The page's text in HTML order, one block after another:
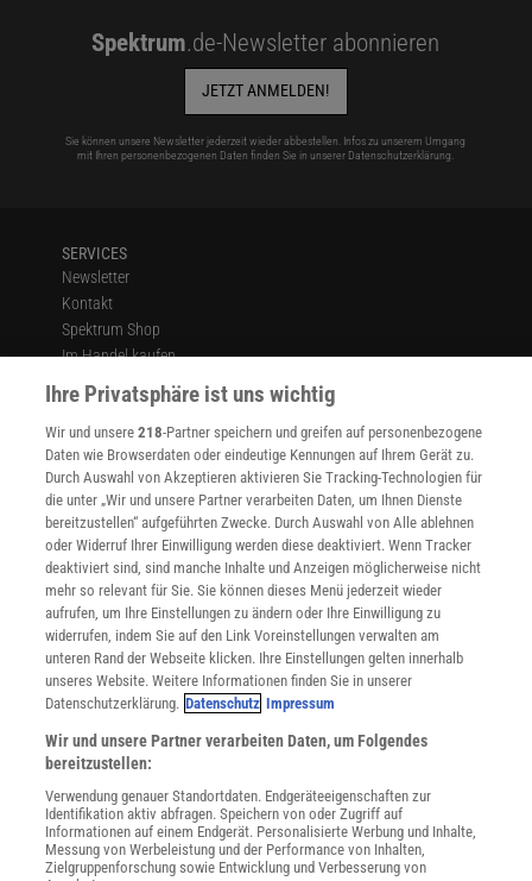
Spektrum.de-Newsletter abonnieren
JETZT ANMELDEN!
Sie können unsere Newsletter jederzeit wieder abbestellen. Infos zu unserem Umgang
mit Ihren personenbezogenen Daten finden Sie in unserer Datenschutzerklärung.
SERVICES
Newsletter
Kontakt
Spektrum Shop
Im Handel kaufen
Presse
Verträge kündigen
Widerruf
INFO
Mediadaten
Datenschutz
Nutzungsbedingungen
Cookie-Einstellungen
Utiq verwalten
Nutzungsbasierte Onlinewerbung
Alle Artikel
Impressum
Angebote für Schulen
Angebote für Institutionen
Sprachen lernen mit Gymglish
Lexika
Für Spektrum schreiben
Ihre Privatsphäre ist uns wichtig
Wir und unsere218-Partner speichern und greifen auf personenbezogene
Daten wie Browserdaten oder eindeutige Kennungen auf Ihrem Gerät zu.
Durch Auswahl von Akzeptieren aktivieren Sie Tracking-Technologien für
die unter „Wir und unsere Partner verarbeiten Daten, um Ihnen Dienste
bereitzustellen“ aufgeführten Zwecke. Durch Auswahl von Alle ablehnen
oder Widerruf Ihrer Einwilligung werden diese deaktiviert. Wenn Tracker
deaktiviert sind, sind manche Inhalte und Anzeigen möglicherweise nicht
mehr so relevant für Sie. Sie können dieses Menü jederzeit wieder
aufrufen, um Ihre Einstellungen zu ändern oder Ihre Einwilligung zu
widerrufen, indem Sie auf den Link Voreinstellungen verwalten am
unteren Rand der Webseite klicken. Ihre Einstellungen gelten innerhalb
unseres Website. Weitere Informationen finden Sie in unserer
Datenschutzerklärung. Datenschutz Impressum
Wir und unsere Partner verarbeiten Daten, um Folgendes
bereitzustellen:
Verwendung genauer Standortdaten. Endgeräteeigenschaften zur
Identifikation aktiv abfragen. Speichern von oder Zugriff auf
Informationen auf einem Endgerät. Personalisierte Werbung und Inhalte,
Messung von Werbeleistung und der Performance von Inhalten,
Zielgruppenforschung sowie Entwicklung und Verbesserung von